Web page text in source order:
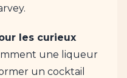
les curieux
une liqueur
un cocktail